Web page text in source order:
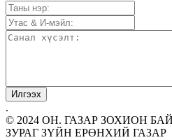
.
© 2024 ОН. ГАЗАР ЗОХИОН
ЗУРАГ ЗҮЙН ЕРӨНХИЙ ГАЗАР